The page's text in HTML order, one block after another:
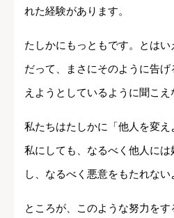
れた経験があります。
たしかにもっともです。とはい
だって、まさにそのように告
えようとしているように聞こえ
私たちはたしかに「他人を変え
私にしても、なるべく他人には
し、なるべく悪意をもたれない
ところが、このような努力を